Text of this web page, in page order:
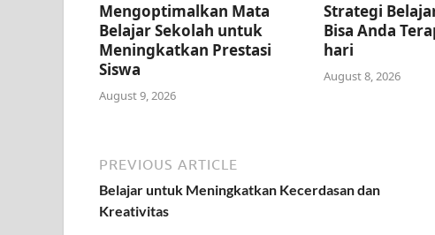
Mengoptimalkan Mata
Belajar Sekolah untuk
Meningkatkan Prestasi
Siswa
August 9, 2026
Strategi
Bisa Anda
hari
August 8, 2026
PREVIOUS ARTICLE
Belajar untuk Meningkatkan Kecerdasan dan
Kreativitas